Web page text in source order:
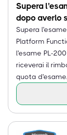
Supera
dopo averlo
Supera
Platform
l'esame PL-200
riceverai il
quota d'esame.